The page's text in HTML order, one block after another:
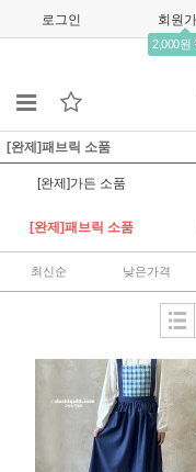
로그인 회원
2,000원
[완제]패브릭 소품
[완제]가든 소품
[완제]패브릭 소품
최신순 낮은가격